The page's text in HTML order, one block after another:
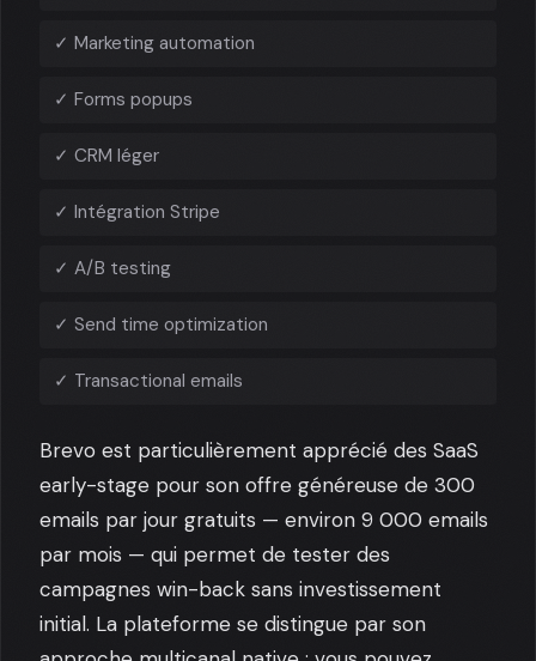
✓ Marketing automation
✓ Forms popups
✓ CRM léger
✓ Intégration Stripe
✓ A/B testing
✓ Send time optimization
✓ Transactional emails
Brevo est particulièrement apprécié des SaaS
early-stage pour son offre généreuse de 300
emails par jour gratuits — environ 9 000 emails
par mois — qui permet de tester des
campagnes win-back sans investissement
initial. La plateforme se distingue par son